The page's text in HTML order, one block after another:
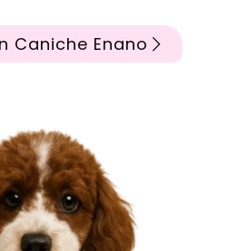
Caniche Enano